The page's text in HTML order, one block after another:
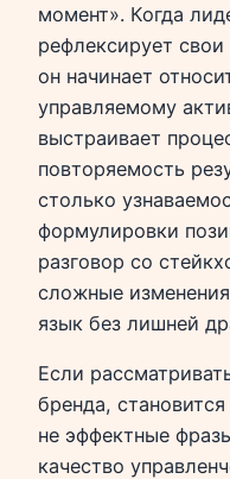
момент». Когда
рефлексирует
он начинает
управляемому
выстраивает
повторяемость
столько
формулировки
разговор со
сложные
язык без лишней
Если
бренда,
не эффектные
качество